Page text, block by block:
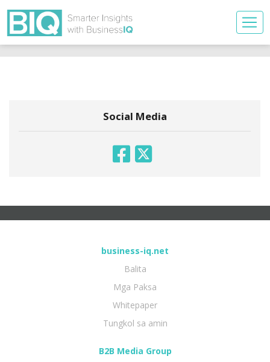
Social Media
business-iq.net
Balita
Mga Paksa
Whitepaper
Tungkol sa amin
B2B Media Group